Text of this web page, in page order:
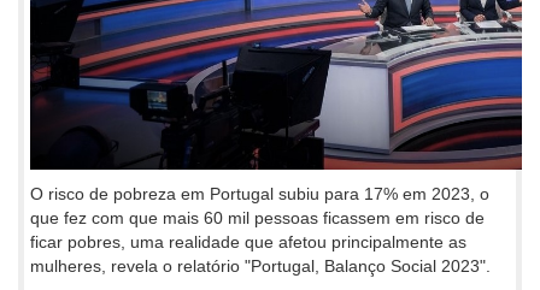
O risco de pobreza em Portugal subiu para 17% em 2023, o
que fez com que mais 60 mil pessoas ficassem em risco de
ficar pobres, uma realidade que afetou principalmente as
mulheres, revela o relatório "Portugal, Balanço Social 2023".